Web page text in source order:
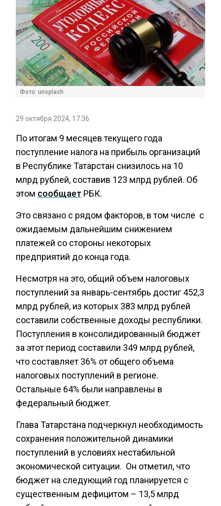
Фото: unsplash
29 октября 2024, 17:36
По итогам 9 месяцев текущего года
поступление налога на прибыль организаций
в Республике Татарстан снизилось на 10
млрд рублей, составив 123 млрд рублей. Об
этом сообщает РБК.
Это связано с рядом факторов, в том числе с
ожидаемым дальнейшим снижением
платежей со стороны некоторых
предприятий до конца года.
Несмотря на это, общий объем налоговых
поступлений за январь-сентябрь достиг 452,3
млрд рублей, из которых 383 млрд рублей
составили собственные доходы республики.
Поступления в консолидированный бюджет
за этот период составили 349 млрд рублей,
что составляет 36% от общего объема
налоговых поступлений в регионе.
Остальные 64% были направлены в
федеральный бюджет.
Глава Татарстана подчеркнул необходимость
сохранения положительной динамики
поступлений в условиях нестабильной
экономической ситуации. Он отметил, что
бюджет на следующий год планируется с
существенным дефицитом – 13,5 млрд